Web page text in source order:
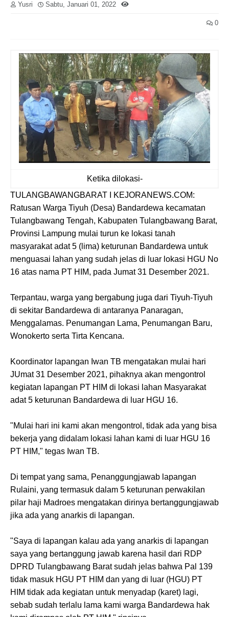
Yusri Sabtu, Januari 01, 2022
0
Ketika dilokasi-
TULANGBAWANGBARAT I KEJORANEWS.COM:
Ratusan Warga Tiyuh (Desa) Bandardewa kecamatan
Tulangbawang Tengah, Kabupaten Tulangbawang Barat,
Provinsi Lampung mulai turun ke lokasi tanah
masyarakat adat 5 (lima) keturunan Bandardewa untuk
menguasai lahan yang sudah jelas di luar lokasi HGU No
16 atas nama PT HIM, pada Jumat 31 Desember 2021.
Terpantau, warga yang bergabung juga dari Tiyuh-Tiyuh
di sekitar Bandardewa di antaranya Panaragan,
Menggalamas. Penumangan Lama, Penumangan Baru,
Wonokerto serta Tirta Kencana.
Koordinator lapangan Iwan TB mengatakan mulai hari
JUmat 31 Desember 2021, pihaknya akan mengontrol
kegiatan lapangan PT HIM di lokasi lahan Masyarakat
adat 5 keturunan Bandardewa di luar HGU 16.
"Mulai hari ini kami akan mengontrol, tidak ada yang bisa
bekerja yang didalam lokasi lahan kami di luar HGU 16
PT HIM," tegas Iwan TB.
Di tempat yang sama, Penanggungjawab lapangan
Rulaini, yang termasuk dalam 5 keturunan perwakilan
pilar haji Madroes mengatakan dirinya bertanggungjawab
jika ada yang anarkis di lapangan.
"Saya di lapangan kalau ada yang anarkis di lapangan
saya yang bertanggung jawab karena hasil dari RDP
DPRD Tulangbawang Barat sudah jelas bahwa Pal 139
tidak masuk HGU PT HIM dan yang di luar (HGU) PT
HIM tidak ada kegiatan untuk menyadap (karet) lagi,
sebab sudah terlalu lama kami warga Bandardewa hak